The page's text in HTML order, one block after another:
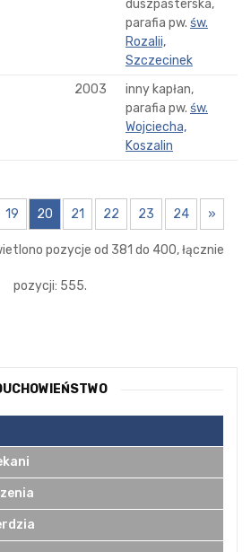
duszpasterska,
parafia pw. św.
Rozalii,
Szczecinek
2003
inny kapłan,
parafia pw. św.
Wojciecha,
Koszalin
19 20 21 22 23 24 »
pozycje od 381 do 400, łącznie
pozycji: 555.